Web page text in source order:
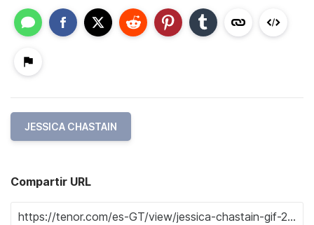
JESSICA CHASTAIN
Compartir URL